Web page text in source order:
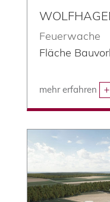
Feuerwache
Fläche
mehr erfahren